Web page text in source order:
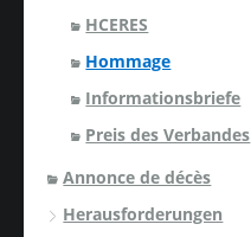
HCERES
Hommage
Informationsbriefe
Preis des Verbandes
Annonce de décès
Herausforderungen